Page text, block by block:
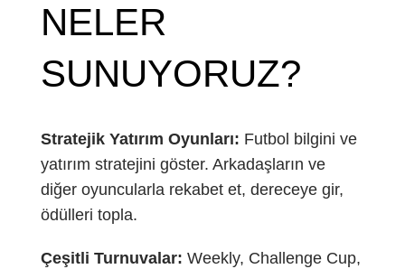
NELER
SUNUYORUZ?
Stratejik Yatırım Oyunları: Futbol bilgini ve
yatırım stratejini göster. Arkadaşların ve
diğer oyuncularla rekabet et, dereceye gir,
ödülleri topla.
Çeşitli Turnuvalar: Weekly, Challenge Cup,